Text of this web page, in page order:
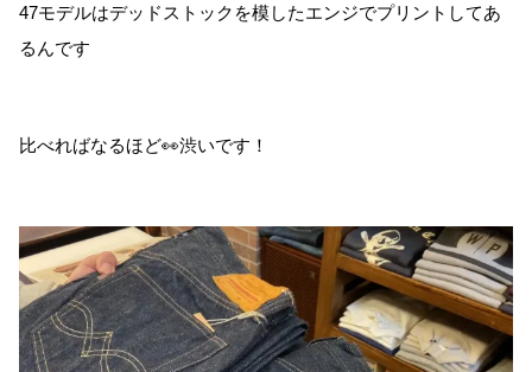
47モデルはデッドストックを模したエンジでプリントしてあ
るんです
比べればなるほど👀渋いです！